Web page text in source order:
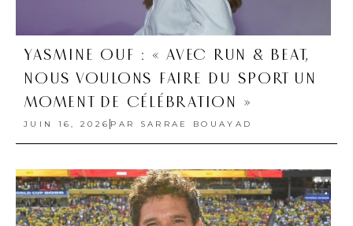
YASMINE OUF : « AVEC RUN & BEAT,
NOUS VOULONS FAIRE DU SPORT UN
MOMENT DE CÉLÉBRATION »
JUIN 16, 2026 PAR SARRAE BOUAYAD